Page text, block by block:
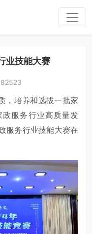
业技能大赛
，培养和选拔一批家
服务行业高质量发
服务行业技能大赛在